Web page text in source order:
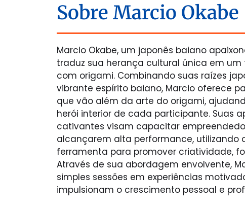
Sobre Marcio Okabe
Marcio Okabe, um japonês baiano
traduz sua herança cultural única em um
com origami. Combinando suas raízes
vibrante espírito baiano, Marcio oferece
que vão além da arte do origami,
herói interior de cada participante. Suas
cativantes visam capacitar
alcançarem alta performance, utilizando
ferramenta para promover criatividade,
Através de sua abordagem envolvente,
simples sessões em experiências
impulsionam o crescimento pessoal e